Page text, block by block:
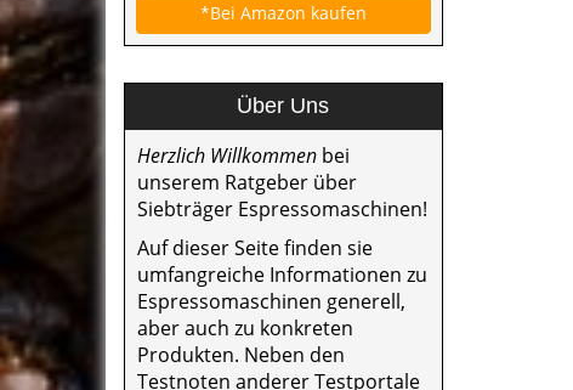
*Bei Amazon kaufen
Über Uns
Herzlich Willkommen bei
unserem Ratgeber über
Siebträger Espressomaschinen!
Auf dieser Seite finden sie
umfangreiche Informationen zu
Espressomaschinen generell,
aber auch zu konkreten
Produkten. Neben den
Testnoten anderer Testportale